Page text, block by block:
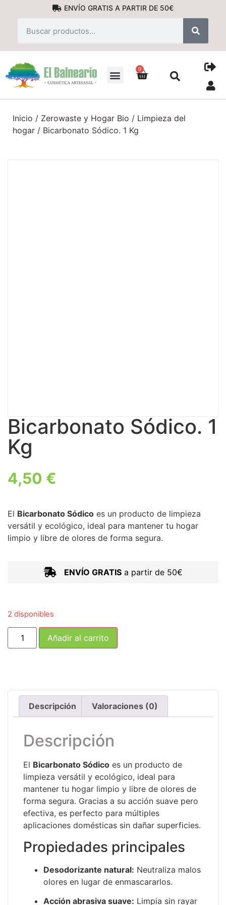
ENVÍO GRATIS A PARTIR DE 50€
0
Inicio / Zerowaste y Hogar Bio / Limpieza del
hogar / Bicarbonato Sódico. 1 Kg
Bicarbonato Sódico. 1
Kg
4,50 €
El Bicarbonato Sódico es un producto de limpieza
versátil y ecológico, ideal para mantener tu hogar
limpio y libre de olores de forma segura.
ENVÍO GRATISa partir de 50€
2 disponibles
Añadir al carrito
Descripción Valoraciones (0)
Descripción
El Bicarbonato Sódico es un producto de
limpieza versátil y ecológico, ideal para
mantener tu hogar limpio y libre de olores de
forma segura. Gracias a su acción suave pero
efectiva, es perfecto para múltiples
aplicaciones domésticas sin dañar superficies.
Propiedades principales
Desodorizante natural: Neutraliza malos
olores en lugar de enmascararlos.
Acción abrasiva suave: Limpia sin rayar